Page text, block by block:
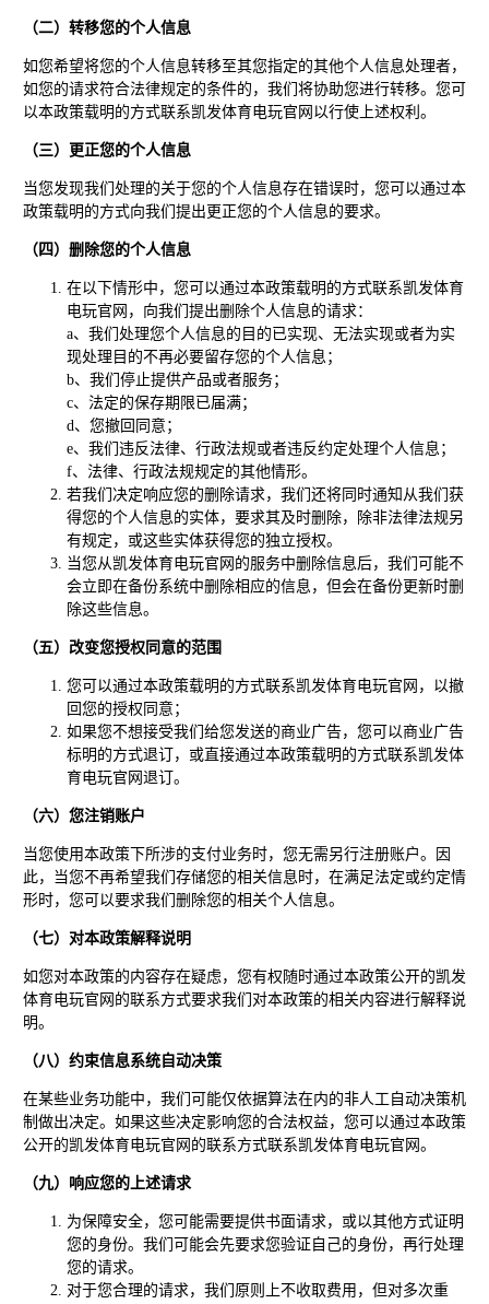
（二）转移您的个人信息
如您希望将您的个人信息转移至其您指定的其他个人信息处理者，
如您的请求符合法律规定的条件的，我们将协助您进行转移。您可
以本政策载明的方式联系凯发体育电玩官网以行使上述权利。
（三）更正您的个人信息
当您发现我们处理的关于您的个人信息存在错误时，您可以通过本
政策载明的方式向我们提出更正您的个人信息的要求。
（四）删除您的个人信息
在以下情形中，您可以通过本政策载明的方式联系凯发体育
电玩官网，向我们提出删除个人信息的请求：
a、我们处理您个人信息的目的已实现、无法实现或者为实
现处理目的不再必要留存您的个人信息；
b、我们停止提供产品或者服务；
c、法定的保存期限已届满；
d、您撤回同意；
e、我们违反法律、行政法规或者违反约定处理个人信息；
f、法律、行政法规规定的其他情形。
若我们决定响应您的删除请求，我们还将同时通知从我们获
得您的个人信息的实体，要求其及时删除，除非法律法规另
有规定，或这些实体获得您的独立授权。
当您从凯发体育电玩官网的服务中删除信息后，我们可能不
会立即在备份系统中删除相应的信息，但会在备份更新时删
除这些信息。
（五）改变您授权同意的范围
您可以通过本政策载明的方式联系凯发体育电玩官网，以撤
回您的授权同意；
如果您不想接受我们给您发送的商业广告，您可以商业广告
标明的方式退订，或直接通过本政策载明的方式联系凯发体
育电玩官网退订。
（六）您注销账户
当您使用本政策下所涉的支付业务时，您无需另行注册账户。因
此，当您不再希望我们存储您的相关信息时，在满足法定或约定情
形时，您可以要求我们删除您的相关个人信息。
（七）对本政策解释说明
如您对本政策的内容存在疑虑，您有权随时通过本政策公开的凯发
体育电玩官网的联系方式要求我们对本政策的相关内容进行解释说
明。
（八）约束信息系统自动决策
在某些业务功能中，我们可能仅依据算法在内的非人工自动决策机
制做出决定。如果这些决定影响您的合法权益，您可以通过本政策
公开的凯发体育电玩官网的联系方式联系凯发体育电玩官网。
（九）响应您的上述请求
为保障安全，您可能需要提供书面请求，或以其他方式证明
您的身份。我们可能会先要求您验证自己的身份，再行处理
您的请求。
对于您合理的请求，我们原则上不收取费用，但对多次重